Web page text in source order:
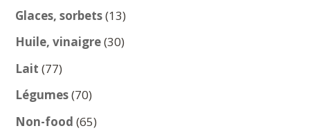
produits
Glaces, sorbets 1313
produits
Huile, vinaigre 3030
Lait 7777
produits
Légumes 7070
produits
Non-food 6565